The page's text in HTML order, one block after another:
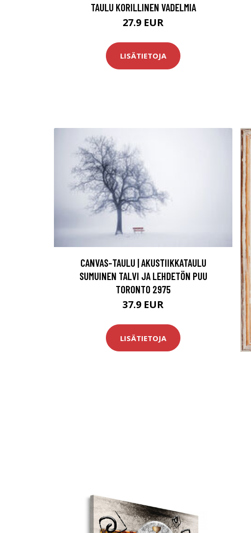
TAULU KORILLINEN VADELMIA
27.9 EUR
LISÄTIETOJA
CANVAS-TAULU | AKUSTIIKKATAULU
SUMUINEN TALVI JA LEHDETÖN PUU
TORONTO 2975
37.9 EUR
LISÄTIETOJA